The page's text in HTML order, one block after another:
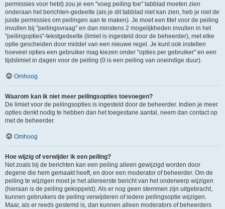
permissies voor hebt) zou je een "voeg peiling toe" tabblad moeten zien
onderaan het berichten-gedeelte (als je dit tabblad niet kan zien, heb je niet de
juiste permissies om peilingen aan te maken). Je moet een titel voor de peiling
invullen bij "peilingsvraag" en dan minstens 2 mogelijkheden invullen in het
"peilingopties"-tekstgedeelte (limiet is ingesteld door de beheerder), met elke
optie gescheiden door middel van een nieuwe regel. Je kunt ook instellen
hoeveel opties een gebruiker mag kiezen onder "opties per gebruiker" en een
tijdslimiet in dagen voor de peiling (0 is een peiling van oneindige duur).
Omhoog
Waarom kan ik niet meer peilingsopties toevoegen?
De limiet voor de peilingsopties is ingesteld door de beheerder. Indien je meer
opties denkt nodig te hebben dan het toegestane aantal, neem dan contact op
met de beheerder.
Omhoog
Hoe wijzig of verwijder ik een peiling?
Net zoals bij de berichten kan een peiling alleen gewijzigd worden door
degene die hem gemaakt heeft, en door een moderator of beheerder. Om de
peiling te wijzigen moet je het allereerste bericht van het onderwerp wijzigen
(hieraan is de peiling gekoppeld). Als er nog geen stemmen zijn uitgebracht,
kunnen gebruikers de peiling verwijderen of iedere peilingsoptie wijzigen.
Maar, als er reeds gestemd is, dan kunnen alleen moderators of beheerders